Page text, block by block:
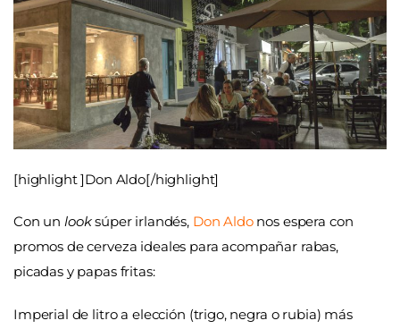
[highlight ]Don Aldo[/highlight]
Con un looksúper irlandés, Don Aldonos espera con
promos de cerveza ideales para acompañar rabas,
picadas y papas fritas:
Imperial de litro a elección (trigo, negra o rubia) más